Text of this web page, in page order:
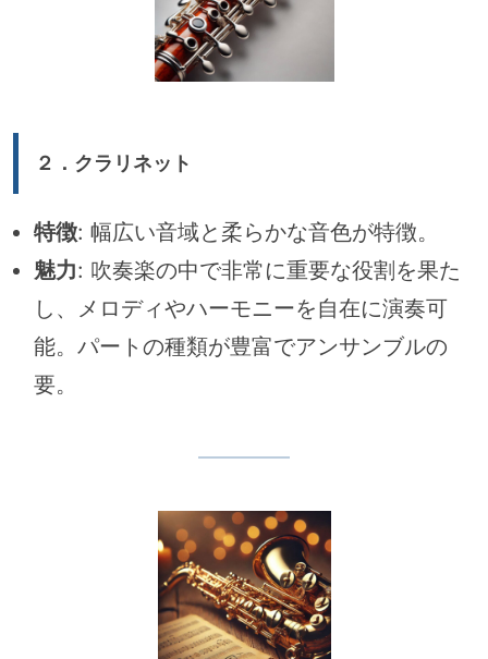
２． クラリネット
特徴: 幅広い音域と柔らかな音色が特徴。
魅力: 吹奏楽の中で非常に重要な役割を果た
し、メロディやハーモニーを自在に演奏可
能。パートの種類が豊富でアンサンブルの
要。